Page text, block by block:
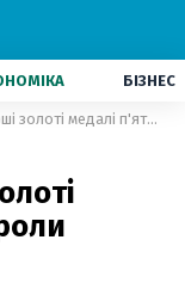
БІЗНЕС
Сочі-2014: Дві перші золоті медалі п'ятниці вибороли швейцарці